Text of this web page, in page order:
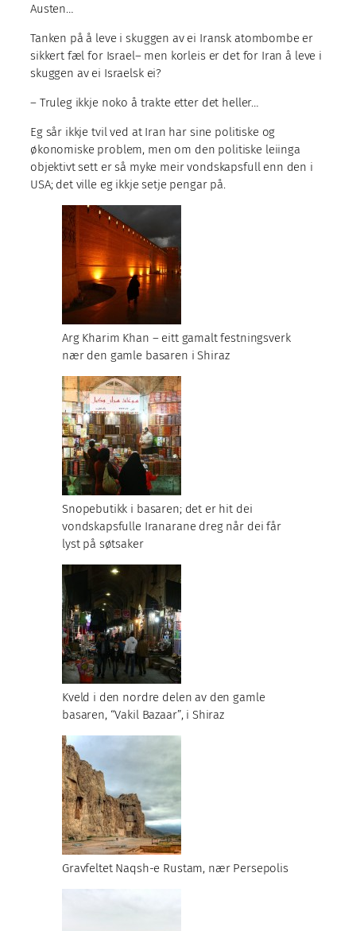
Austen…
Tanken på å leve i skuggen av ei Iransk atombombe er
sikkert fæl for Israel– men korleis er det for Iran å leve i
skuggen av ei Israelsk ei?
– Truleg ikkje noko å trakte etter det heller…
Eg sår ikkje tvil ved at Iran har sine politiske og
økonomiske problem, men om den politiske leiinga
objektivt sett er så myke meir vondskapsfull enn den i
USA; det ville eg ikkje setje pengar på.
Arg Kharim Khan – eitt gamalt festningsverk
nær den gamle basaren i Shiraz
Snopebutikk i basaren; det er hit dei
vondskapsfulle Iranarane dreg når dei får
lyst på søtsaker
Kveld i den nordre delen av den gamle
basaren, “Vakil Bazaar”, i Shiraz
Gravfeltet Naqsh-e Rustam, nær Persepolis